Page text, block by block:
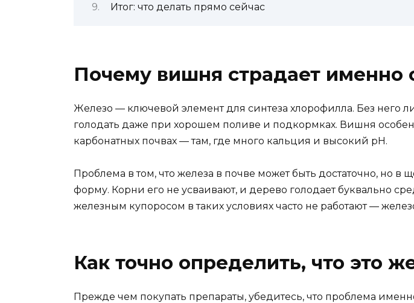
Итог: что делать прямо сейчас
Почему вишня страдает именно
Железо — ключевой элемент для синтеза хлорофилла. Без него
голодать даже при хорошем поливе и подкормках. Вишня
карбонатных почвах — там, где много кальция и высокий pH.
Проблема в том, что железа в почве может быть достаточно, но
форму. Корни его не усваивают, и дерево голодает буквально
железным купоросом в таких условиях часто не работают —
Как точно определить, что это
Прежде чем покупать препараты, убедитесь, что проблема